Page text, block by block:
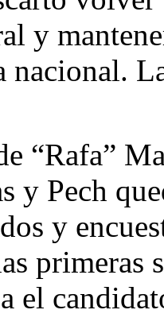
y
“Rafa”
y Pech
y
primeras
el